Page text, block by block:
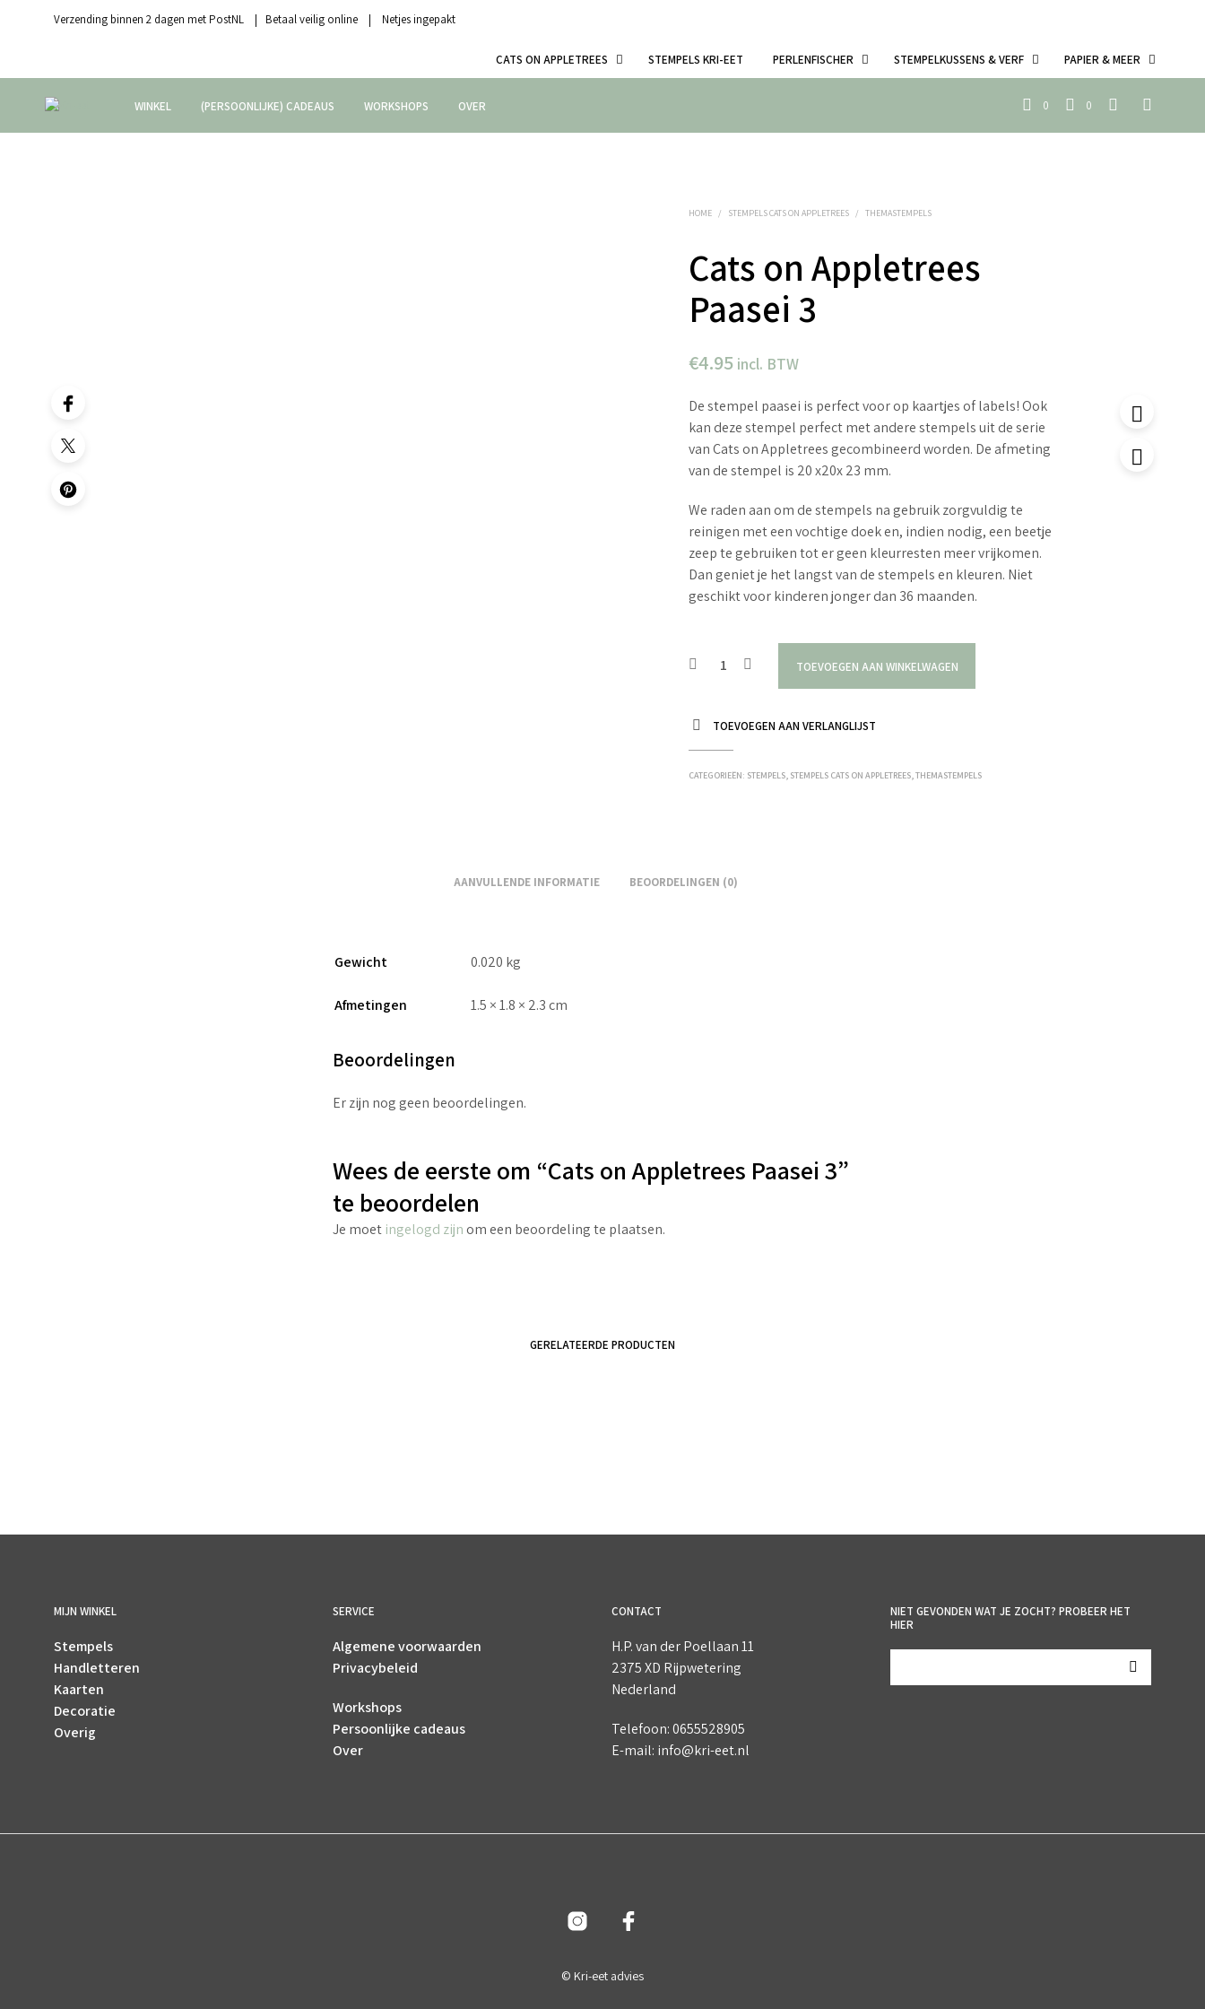
Verzending binnen 2 dagen met PostNL | Betaal veilig online | Netjes ingepakt
CATS ON APPLETREES STEMPELS KRI-EET PERLENFISCHER STEMPELKUSSENS & VERF PAPIER & MEER
WINKEL (PERSOONLIJKE) CADEAUS WORKSHOPS OVER 0 0
HOME / STEMPELS CATS ON APPLETREES / THEMASTEMPELS
Cats on Appletrees
Paasei 3
€4.95 incl. BTW
De stempel paasei is perfect voor op kaartjes of labels! Ook
kan deze stempel perfect met andere stempels uit de serie
van Cats on Appletrees gecombineerd worden. De afmeting
van de stempel is 20 x20x 23 mm.
We raden aan om de stempels na gebruik zorgvuldig te
reinigen met een vochtige doek en, indien nodig, een beetje
zeep te gebruiken tot er geen kleurresten meer vrijkomen.
Dan geniet je het langst van de stempels en kleuren. Niet
geschikt voor kinderen jonger dan 36 maanden.
TOEVOEGEN AAN WINKELWAGEN
TOEVOEGEN AAN VERLANGLIJST
CATEGORIEËN: STEMPELS, STEMPELS CATS ON APPLETREES,THEMASTEMPELS
AANVULLENDE INFORMATIE BEOORDELINGEN (0)
Gewicht 0.020 kg
Afmetingen 1.5 × 1.8 × 2.3 cm
Beoordelingen
Er zijn nog geen beoordelingen.
Wees de eerste om “Cats on Appletrees Paasei 3”
te beoordelen
Je moet ingelogd zijnom een beoordeling te plaatsen.
GERELATEERDE PRODUCTEN
MIJN WINKEL
Stempels
Handletteren
Kaarten
Decoratie
Overig
SERVICE
Algemene voorwaarden
Privacybeleid
Workshops
Persoonlijke cadeaus
Over
CONTACT
H.P. van der Poellaan 11
2375 XD Rijpwetering
Nederland
Telefoon: 0655528905
E-mail: info@kri-eet.nl
NIET GEVONDEN WAT JE ZOCHT? PROBEER HET
HIER
© Kri-eet advies